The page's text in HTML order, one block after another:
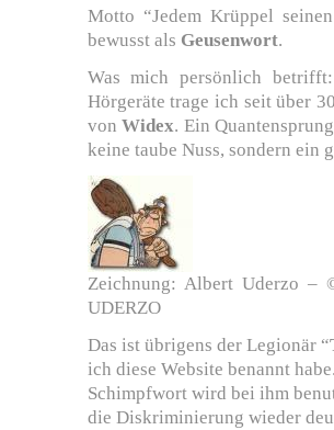
Motto “Jedem Krüppel
bewusst als Geusenwort.
Was mich persönlich
Hörgeräte trage ich seit über
von Widex. Ein
keine taube Nuss, sondern ein
Zeichnung: Albert Uderzo –
UDERZO
Das ist übrigens der Legionär “
ich diese Website benannt
Schimpfwort wird bei ihm
die Diskriminierung wieder